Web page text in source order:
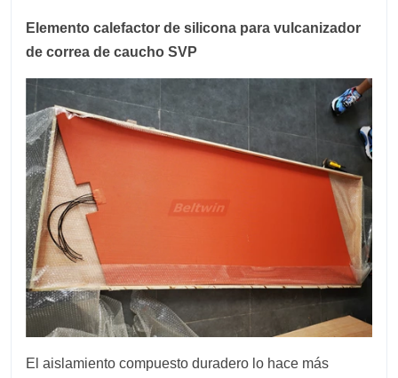
Elemento calefactor de silicona para vulcanizador
de correa de caucho SVP
El aislamiento compuesto duradero lo hace más